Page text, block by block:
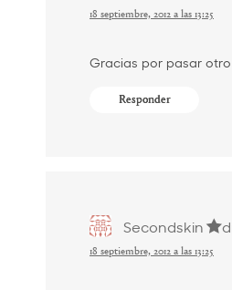
18 septiembre, 2012 a las 13:25
Gracias por pasar
Responder
Secondskin
18 septiembre, 2012 a las 13:25